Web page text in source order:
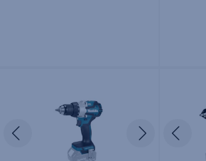
Seuraava